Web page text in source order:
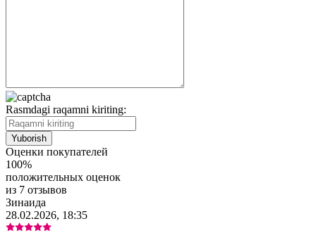
Rasmdagi raqamni kiriting:
Оценки покупателей
100%
положительных оценок
из 7 отзывов
Зинаида
28.02.2026, 18:35